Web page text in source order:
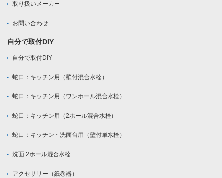
取り扱いメーカー
お問い合わせ
自分で取付DIY
自分で取付DIY
蛇口：キッチン用（壁付混合水栓）
蛇口：キッチン用（ワンホール混合水栓）
蛇口：キッチン用（2ホール混合水栓）
蛇口：キッチン・洗面台用（壁付単水栓）
洗面 2ホール混合水栓
アクセサリー（紙巻器）